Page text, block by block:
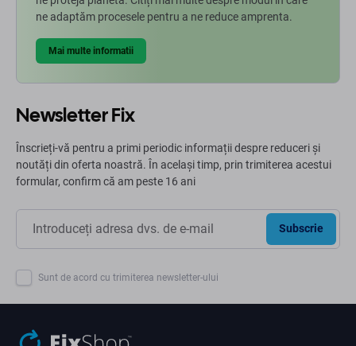
ne adaptăm procesele pentru a ne reduce amprenta.
Mai multe informatii
Newsletter Fix
Înscrieți-vă pentru a primi periodic informații despre reduceri și
noutăți din oferta noastră. În același timp, prin trimiterea acestui
formular, confirm că am peste 16 ani
Subscrie
Sunt de acord cu trimiterea newsletter-ului